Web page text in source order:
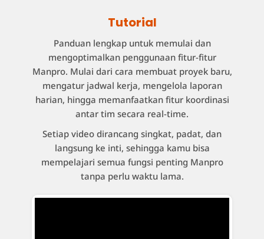
Tutorial
Panduan lengkap untuk memulai dan
mengoptimalkan penggunaan fitur-fitur
Manpro. Mulai dari cara membuat proyek baru,
mengatur jadwal kerja, mengelola laporan
harian, hingga memanfaatkan fitur koordinasi
antar tim secara real-time.
Setiap video dirancang singkat, padat, dan
langsung ke inti, sehingga kamu bisa
mempelajari semua fungsi penting Manpro
tanpa perlu waktu lama.